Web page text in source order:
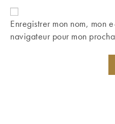
comment
de
votre
(facultatif)
Enregistrer mon nom, mon
navigateur pour mon